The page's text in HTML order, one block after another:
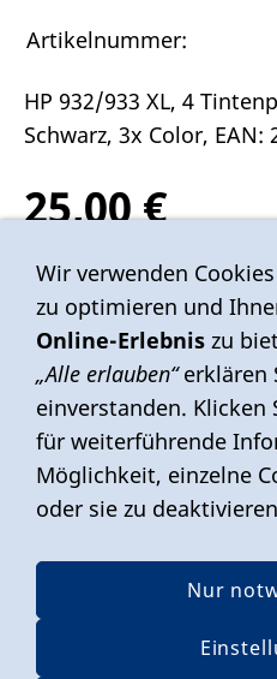
Artikelnummer:
HP 932/933 XL, 4
Schwarz, 3x Color, EAN:
25,00 €
Inkl. 19 % USt. zzgl.Versand
Sofort ab Lager
In den Warenkorb
Für später merken
Wir verwenden
zu optimieren und
Online-Erlebnis zu
„Alle erlauben“erklären
einverstanden. Klicken
für weiterführende
Möglichkeit, einzelne
oder sie zu
Nur